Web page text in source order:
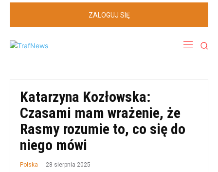
ZALOGUJ SIĘ
Katarzyna Kozłowska:
Czasami mam wrażenie, że
Rasmy rozumie to, co się do
niego mówi
Polska 28 sierpnia 2025